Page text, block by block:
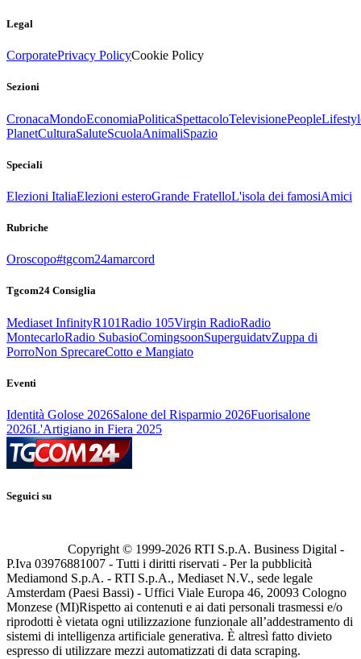
Legal
CorporatePrivacy PolicyCookie Policy
Sezioni
CronacaMondoEconomiaPoliticaSpettacoloTelevisionePeople
PlanetCulturaSaluteScuolaAnimaliSpazio
Speciali
Elezioni ItaliaElezioni esteroGrande FratelloL'isola dei famosiAmici
Rubriche
Oroscopo#tgcom24amarcord
Tgcom24 Consiglia
Mediaset InfinityR101Radio 105Virgin RadioRadio
MontecarloRadio SubasioComingsoonSuperguidatvZuppa di
PorroNon SprecareCotto e Mangiato
Eventi
Identità Golose 2026Salone del Risparmio 2026Fuorisalone
2026L'Artigiano in Fiera 2025
Seguici su
Copyright © 1999-2026 RTI S.p.A. Business Digital -
P.Iva 03976881007 - Tutti i diritti riservati - Per la pubblicità
Mediamond S.p.A. - RTI S.p.A., Mediaset N.V., sede legale
Amsterdam (Paesi Bassi) - Uffici Viale Europa 46, 20093 Cologno
Monzese (MI)Rispetto ai contenuti e ai dati personali trasmessi e/o
riprodotti è vietata ogni utilizzazione funzionale all’addestramento di
sistemi di intelligenza artificiale generativa. È altresì fatto divieto
espresso di utilizzare mezzi automatizzati di data scraping.